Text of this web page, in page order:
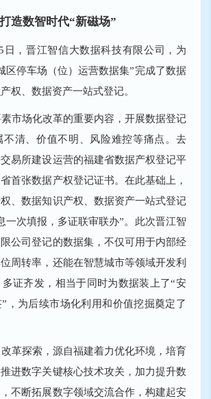
造数智时代“新磁场”
日，晋江智信大数据科技有限公司，为
区停车场（位）运营数据集”完成了数据
权、数据资产一站式登记。
市场化改革的重要内容，开展数据登记
不清、价值不明、风险难控等痛点。去
易所建设运营的福建省数据产权登记平
首张数据产权登记证书。在此基础上，
、数据知识产权、数据资产一站式登记
一次填报，多证联审联办”。此次晋江智
公司登记的数据集，不仅可用于内部经
周转率，还能在智慧城市等领域开发利
证齐发，相当于同时为数据装上了“安
，为后续市场化利用和价值挖掘奠定了
革探索，源自福建着力优化环境，培育
进数字关键核心技术攻关，加力提升数
不断拓展数字领域交流合作，构建起安